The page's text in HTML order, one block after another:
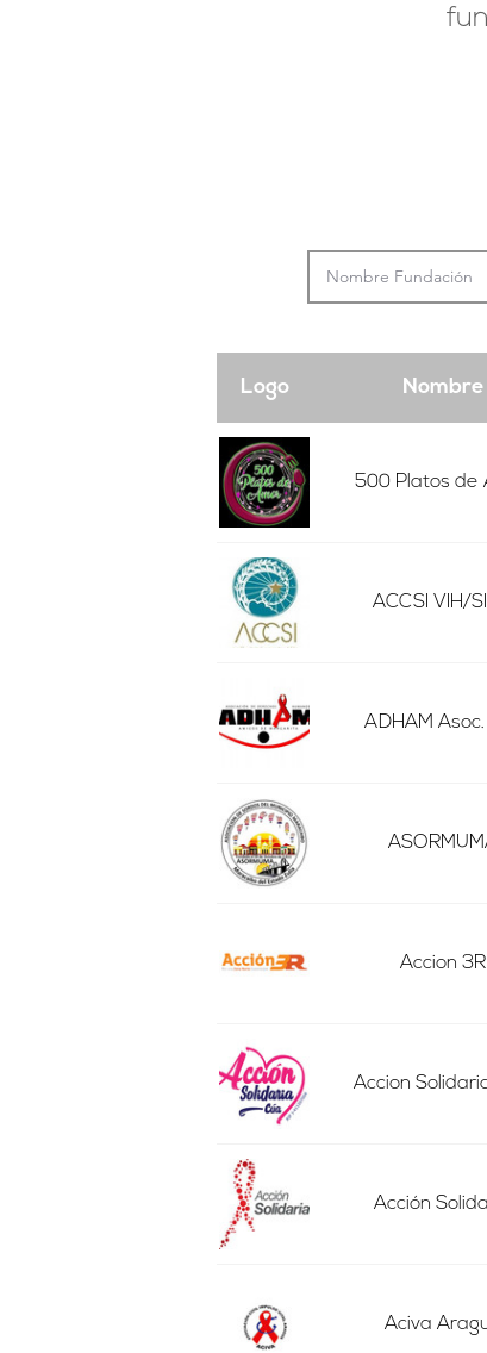
Logo Nombre
500 Platos de
ACCSI VIH/
ADHAM Asoc.
Accion 3R
Accion
Acción
Aciva